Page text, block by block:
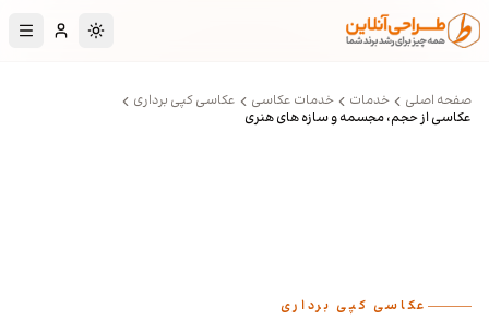
پرش به محتوای اصلی
تغییر به حالت
صفحه اصلی خدمات خدمات عکاسی
عکاسی کپی برداری
عکاسی از حجم، مجسمه و سازه های هنری
عکاسی کپی برداری